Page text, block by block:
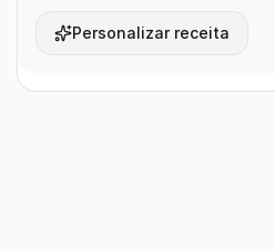
Personalizar receita